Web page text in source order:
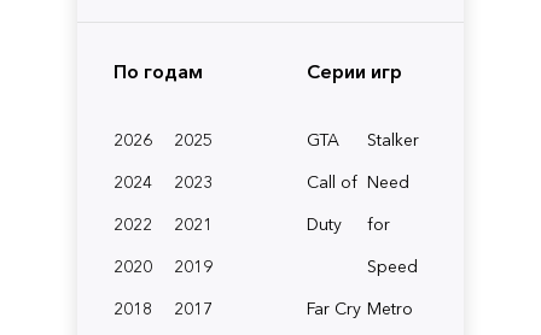
По годам
2026
2025
2024
2023
2022
2021
2020
2019
2018
2017
Серии игр
GTA
Stalker
Call of
Duty
Need
for
Speed
Far Cry Metro